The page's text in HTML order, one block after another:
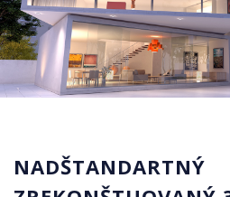
NADŠTANDARTNÝ